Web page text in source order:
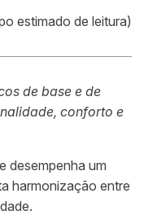
estimado de leitura)
de base e de
conforto e
desempenha um
harmonização entre